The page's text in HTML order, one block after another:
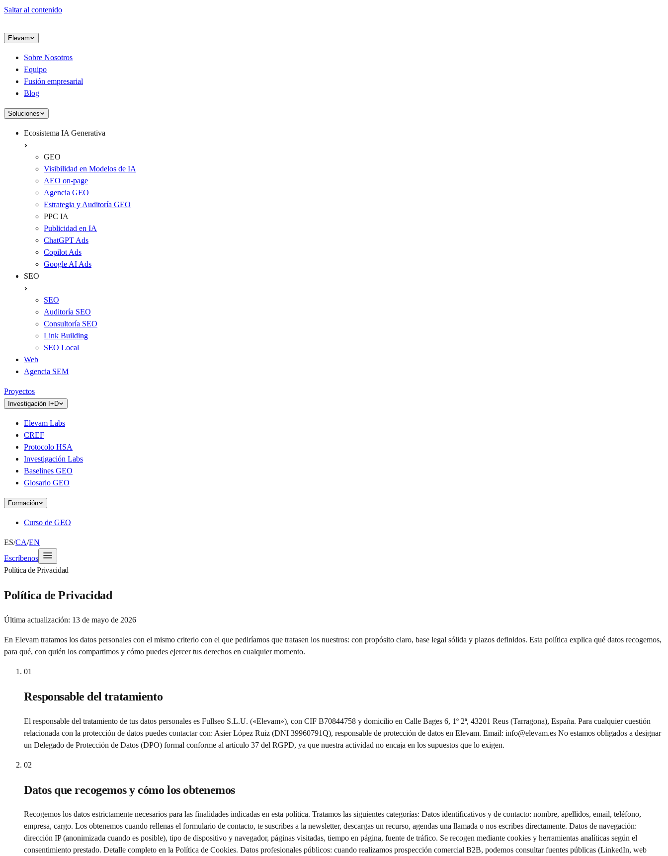
Saltar al contenido
Elevam
Sobre Nosotros
Equipo
Fusión empresarial
Blog
Soluciones
Ecosistema IA Generativa
GEO
Visibilidad en Modelos de IA
AEO on-page
Agencia GEO
Estrategia y Auditoría GEO
PPC IA
Publicidad en IA
ChatGPT Ads
Copilot Ads
Google AI Ads
SEO
SEO
Auditoría SEO
Consultoría SEO
Link Building
SEO Local
Web
Agencia SEM
Proyectos
Investigación I+D
Elevam Labs
CREF
Protocolo HSA
Investigación Labs
Baselines GEO
Glosario GEO
Formación
Curso de GEO
ES/CA/EN
Escríbenos
Política de Privacidad
Política de Privacidad
Última actualización: 13 de mayo de 2026
En Elevam tratamos los datos personales con el mismo criterio con el que pediríamos que tratasen los nuestros: con propósito claro, base legal sólida y plazos definidos. Esta política explica qué datos recogemos,
para qué, con quién los compartimos y cómo puedes ejercer tus derechos en cualquier momento.
01
Responsable del tratamiento
El responsable del tratamiento de tus datos personales es Fullseo S.L.U. («Elevam»), con CIF B70844758 y domicilio en Calle Bages 6, 1º 2ª, 43201 Reus (Tarragona), España. Para cualquier cuestión
relacionada con la protección de datos puedes contactar con: Asier López Ruiz (DNI 39960791Q), responsable de protección de datos en Elevam. Email: info@elevam.es No estamos obligados a designar
un Delegado de Protección de Datos (DPO) formal conforme al artículo 37 del RGPD, ya que nuestra actividad no encaja en los supuestos que lo exigen.
02
Datos que recogemos y cómo los obtenemos
Recogemos los datos estrictamente necesarios para las finalidades indicadas en esta política. Tratamos las siguientes categorías: Datos identificativos y de contacto: nombre, apellidos, email, teléfono,
empresa, cargo. Los obtenemos cuando rellenas el formulario de contacto, te suscribes a la newsletter, descargas un recurso, agendas una llamada o nos escribes directamente. Datos de navegación:
dirección IP (anonimizada cuando es posible), tipo de dispositivo y navegador, páginas visitadas, tiempo en página, fuente de tráfico. Se recogen mediante cookies y herramientas analíticas según el
consentimiento prestado. Detalle completo en la Política de Cookies. Datos profesionales públicos: cuando realizamos prospección comercial B2B, podemos consultar fuentes públicas (LinkedIn, web